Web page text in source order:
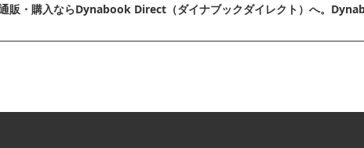
販・購⼊ならDynabook Direct（ダイナブックダイレクト）へ。